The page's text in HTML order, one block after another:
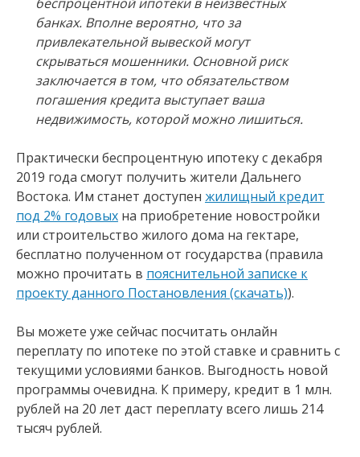
банках. Вполне вероятно, что за
привлекательной вывеской могут
скрываться мошенники. Основной риск
заключается в том, что обязательством
погашения кредита выступает ваша
недвижимость, которой можно лишиться.
Практически беспроцентную ипотеку с декабря
2019 года смогут получить жители Дальнего
Востока. Им станет доступен жилищный кредит
под 2% годовых на приобретение новостройки
или строительство жилого дома на гектаре,
бесплатно полученном от государства (правила
можно прочитать в пояснительной записке к
проекту данного Постановления (скачать)).
Вы можете уже сейчас посчитать онлайн
переплату по ипотеке по этой ставке и сравнить с
текущими условиями банков. Выгодность новой
программы очевидна. К примеру, кредит в 1 млн.
рублей на 20 лет даст переплату всего лишь 214
тысяч рублей.